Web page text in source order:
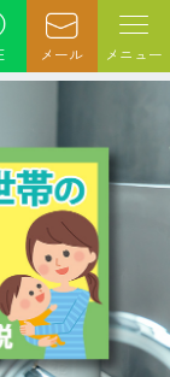
メール メニュー